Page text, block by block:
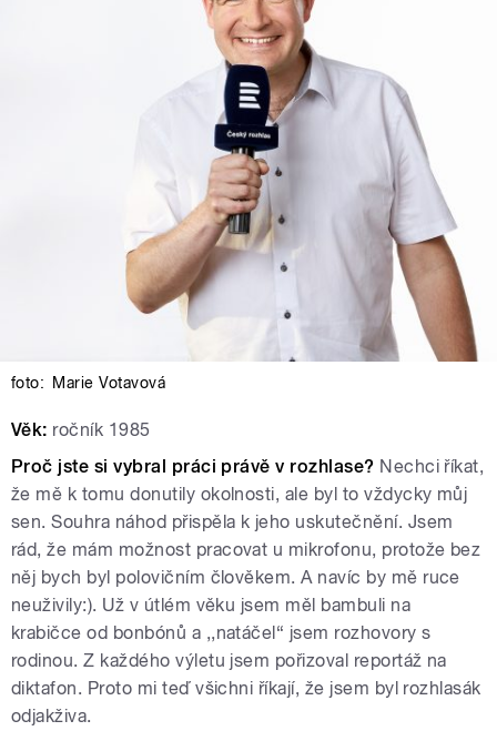
foto: Marie Votavová
Věk: ročník 1985
Proč jste si vybral práci právě v rozhlase? Nechci říkat,
že mě k tomu donutily okolnosti, ale byl to vždycky můj
sen. Souhra náhod přispěla k jeho uskutečnění. Jsem
rád, že mám možnost pracovat u mikrofonu, protože bez
něj bych byl polovičním člověkem. A navíc by mě ruce
neuživily:). Už v útlém věku jsem měl bambuli na
krabičce od bonbónů a ,,natáčel“ jsem rozhovory s
rodinou. Z každého výletu jsem pořizoval reportáž na
diktafon. Proto mi teď všichni říkají, že jsem byl rozhlasák
odjakživa.